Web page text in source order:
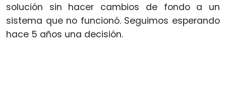
solución sin hacer cambios de fondo a un
sistema que no funcionó. Seguimos esperando
hace 5 años una decisión.